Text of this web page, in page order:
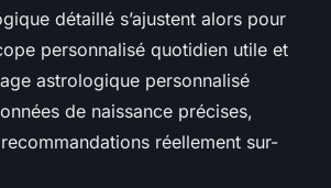
détaillé s’ajustent alors pour
personnalisé quotidien utile et
astrologique personnalisé
de naissance précises,
réellement sur-